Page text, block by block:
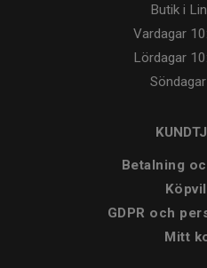
Butik i
Vardagar
Lördagar
Söndagar
Betalning
GDPR och
Mitt